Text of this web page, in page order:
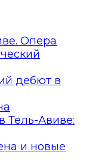
Опера
дебют в
Тель-Авиве:
и новые